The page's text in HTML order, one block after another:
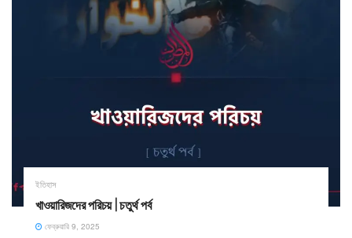
ইতিহাস
খাওয়ারিজদের পরিচয় | চতুর্থ পর্ব
ফেব্রুয়ারি 9, 2025